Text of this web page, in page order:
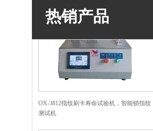
热销产品
测试机